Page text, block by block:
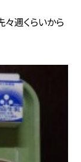
週くらいから